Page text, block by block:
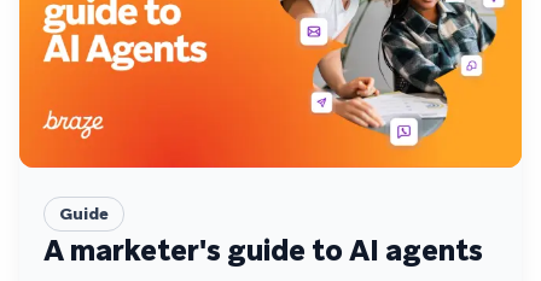
Guide
A marketer's guide to AI agents